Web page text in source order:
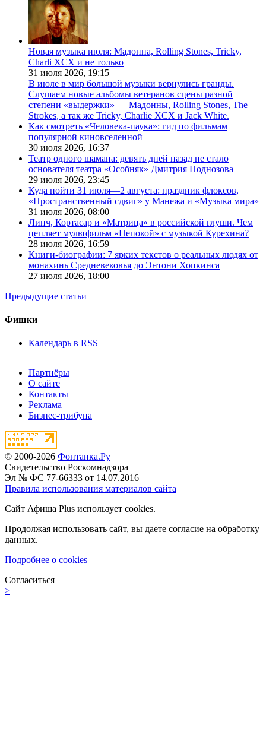
Новая музыка июля: Мадонна, Rolling Stones, Tricky,
Charli XCX и не только
31 июля 2026, 19:15
В июле в мир большой музыки вернулись гранды.
Слушаем новые альбомы ветеранов сцены разной
степени «выдержки» — Мадонны, Rolling Stones, The
Strokes, а так же Tricky, Charlie XCX и Jack White.
Как смотреть «Человека-паука»: гид по фильмам
популярной киновселенной
30 июля 2026, 16:37
Театр одного шамана: девять дней назад не стало
основателя театра «Особняк» Дмитрия Поднозова
29 июля 2026, 23:45
Куда пойти 31 июля—2 августа: праздник флоксов,
«Пространственный сдвиг» у Манежа и «Музыка мира»
31 июля 2026, 08:00
Линч, Кортасар и «Матрица» в российской глуши. Чем
цепляет мультфильм «Непокой» с музыкой Курехина?
28 июля 2026, 16:59
Книги-биографии: 7 ярких текстов о реальных людях от
монахинь Средневековья до Энтони Хопкинса
27 июля 2026, 18:00
Предыдущие статьи
Фишки
Календарь в RSS
Партнёры
О сайте
Контакты
Реклама
Бизнес-трибуна
© 2000-2026 Фонтанка.Ру
Свидетельство Роскомнадзора
Эл № ФС 77-66333 от 14.07.2016
Правила использования материалов сайта
Сайт Афиша Plus использует cookies.
Продолжая использовать сайт, вы даете согласие на обработку
данных.
Подробнее о cookies
Согласиться
>